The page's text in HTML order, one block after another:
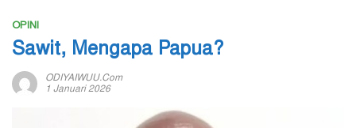
OPINI
Sawit, Mengapa Papua?
ODIYAIWUU.com
1 Januari 2026